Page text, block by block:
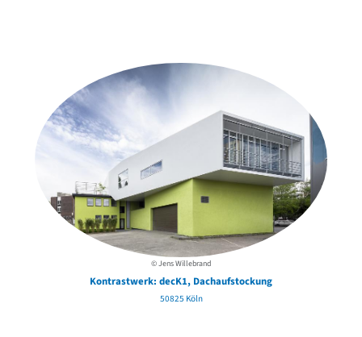
© Jens Willebrand
Kontrastwerk: decK1, Dachaufstockung
50825 Köln